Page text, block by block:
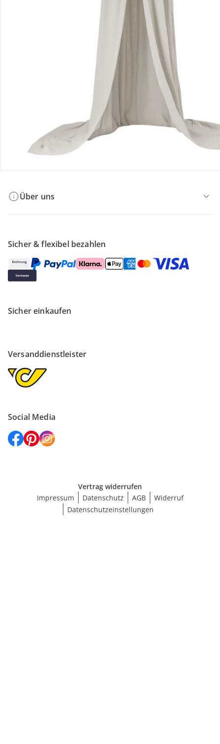
Bestellung & Lieferung
Kontakt & Service
Über uns
Sicher & flexibel bezahlen
Sicher einkaufen
Versanddienstleister
Social Media
Vertrag widerrufen
Impressum
Datenschutz AGB
Widerruf
Datenschutzeinstellungen